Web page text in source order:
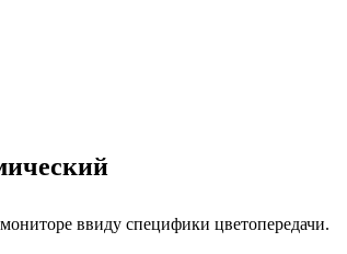
ввиду специфики цветопередачи.